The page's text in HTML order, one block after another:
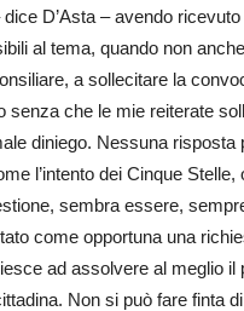
D’Asta – avendo
al tema, quando non
a sollecitare la
senza che le mie reiterate
diniego. Nessuna risposta
l’intento dei Cinque Stelle,
sembra essere,
come opportuna una
ad assolvere al meglio il
Non si può fare finta